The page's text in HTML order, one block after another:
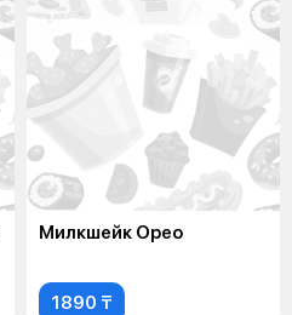
Милкшейк Орео
1890 ₸